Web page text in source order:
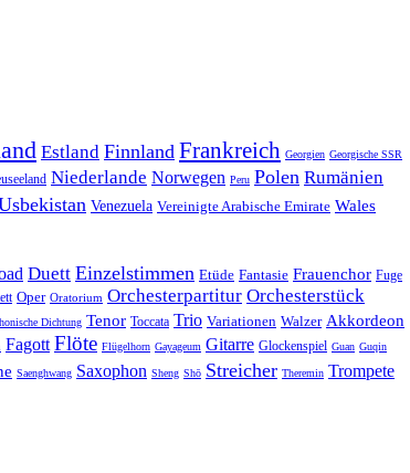
Estland Finnland Frankreich Georgien Georgische SSR
Niederlande Norwegen Peru Polen Rumänien
Venezuela Vereinigte Arabische Emirate Wales
Duett Einzelstimmen Etüde Fantasie Frauenchor Fuge
Oper Oratorium Orchesterpartitur Orchesterstück
Dichtung Tenor Toccata Trio Variationen Walzer Akkordeon
Fagott Flöte Flügelhorn Gayageum Gitarre Glockenspiel Guan Guqin
Saenghwang Saxophon Sheng Shō Streicher Theremin Trompete